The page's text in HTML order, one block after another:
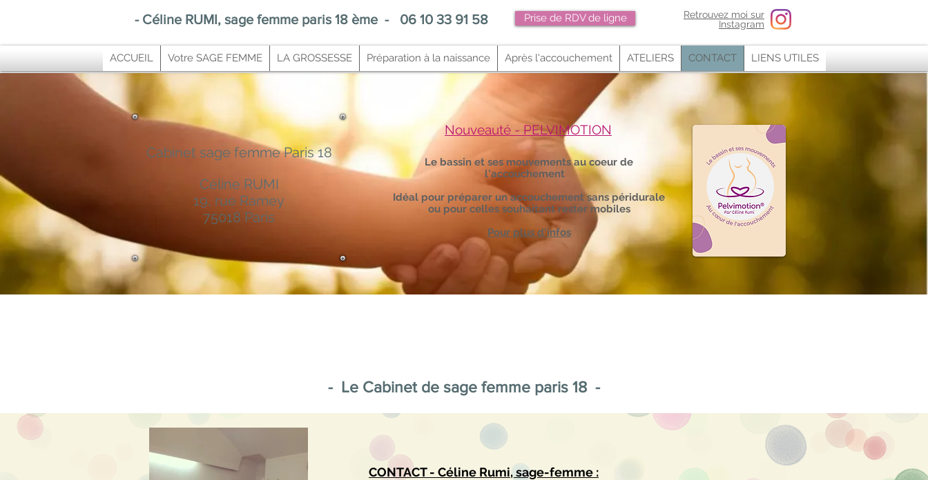
- Céline RUMI, sage femme paris 18 ème- 06 10 33 91 58 Prise de RDV de ligne
Retrouvez moi sur
Instagram
Cabinet sage femme Paris 18
Céline RUMI
19, rue Ramey
75018 Paris
Nouveauté - PELVIMOTION
Le bassin et ses mouvements au coeur de
l'accouchement
Idéal pour préparer un accouchement sans péridurale
ou pour celles souhaitant rester mobiles
Pour plus d'infos
ACCUEIL Votre SAGE FEMME LA GROSSESSE Préparation à la naissance Après l'accouchement ATELIERS CONTACT LIENS UTILES
- Le Cabinet de sage femme paris 18 -
CONTACT - Céline Rumi, sage-femme :